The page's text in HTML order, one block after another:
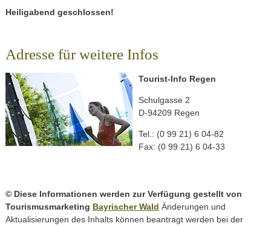
Heiligabend geschlossen!
Adresse für weitere Infos
Tourist-Info Regen
Schulgasse 2
D-94209 Regen
Tel.: (0 99 21) 6 04-82
Fax: (0 99 21) 6 04-33
© Diese Informationen werden zur Verfügung gestellt von
Tourismusmarketing Bayrischer Wald Änderungen und
Aktualisierungen des Inhalts können beantragt werden bei der